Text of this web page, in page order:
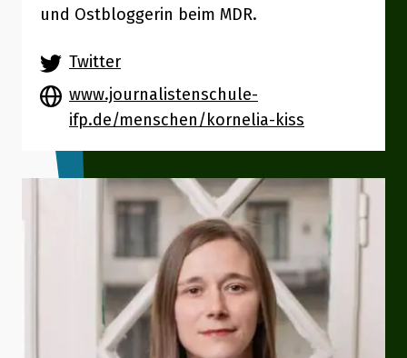
und Ostbloggerin beim MDR.
Twitter
www.journalistenschule-
ifp.de/menschen/kornelia-kiss